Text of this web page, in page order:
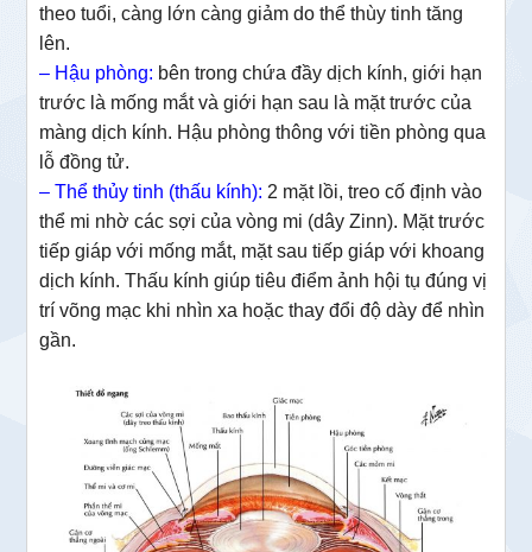
theo tuổi, càng lớn càng giảm do thể thùy tinh tăng
lên.
– Hậu phòng: bên trong chứa đầy dịch kính, giới hạn
trước là mống mắt và giới hạn sau là mặt trước của
màng dịch kính. Hậu phòng thông với tiền phòng qua
lỗ đồng tử.
– Thể thủy tinh (thấu kính): 2 mặt lồi, treo cố định vào
thể mi nhờ các sợi của vòng mi (dây Zinn). Mặt trước
tiếp giáp với mống mắt, mặt sau tiếp giáp với khoang
dịch kính. Thấu kính giúp tiêu điểm ảnh hội tụ đúng vị
trí võng mạc khi nhìn xa hoặc thay đổi độ dày để nhìn
gần.